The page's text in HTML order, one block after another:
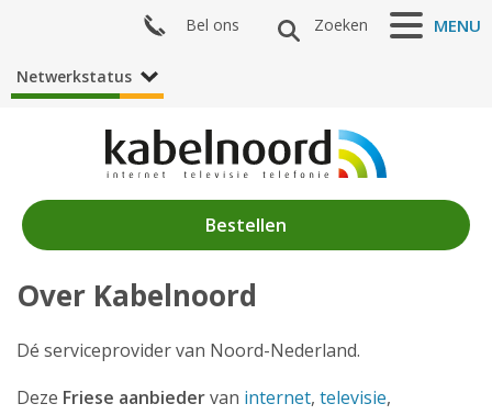
Nieuws
Producten
Klantenservice
Bestellen
MENU
Zoeken
Bel ons
Netwerkstatus
Over Kabelnoord
Dé serviceprovider van Noord-Nederland.
Deze Friese aanbiedervan internet, televisie,